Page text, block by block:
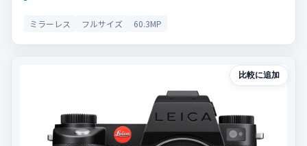
ミラーレス フルサイズ 60.3MP
比較に追加